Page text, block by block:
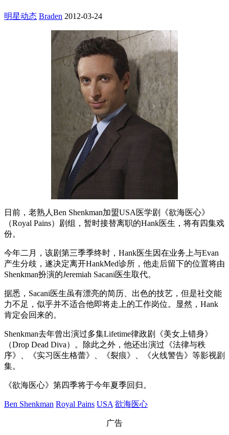
明星动态 Braden 2012-03-24
日前，老熟人Ben Shenkman加盟USA医学剧《欲海医心》
（Royal Pains）剧组，暂时接替离职的Hank医生，将有四集戏
份。
今年二月，该剧第三季季终时，Hank医生因在业务上与Evan
产生分歧，遂决定离开HankMed诊所，他走后留下的位置将由
Shenkman扮演的Jeremiah Sacani医生取代。
据悉，Sacani医生虽有漂亮的简历、出色的技艺，但是社交能
力不足，似乎并不适合他即将走上的工作岗位。显然，Hank
肯定会回来的。
Shenkman去年曾出演过多集Lifetime律政剧《美女上错身》
（Drop Dead Diva）。除此之外，他还出演过《法律与秩
序》、《实习医生格蕾》、《裂痕》、《火线警告》等影视剧
集。
《欲海医心》第四季将于今年夏季回归。
Ben Shenkman Royal Pains USA 欲海医心
广告